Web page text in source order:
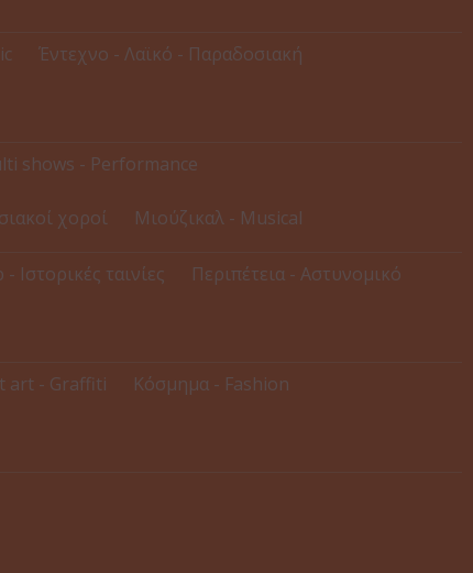
Έντεχνο - Λαϊκό - Παραδοσιακή
shows - Performance
χοροί Μιούζικαλ - Musical
Ιστορικές ταινίες Περιπέτεια - Αστυνομικό
art - Graffiti Κόσμημα - Fashion